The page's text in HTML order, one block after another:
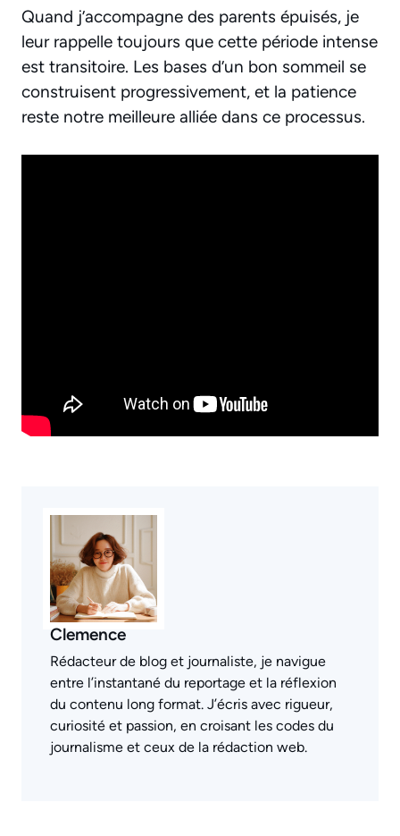
Quand j’accompagne des parents épuisés, je
leur rappelle toujours que cette période intense
est transitoire. Les bases d’un bon sommeil se
construisent progressivement, et la patience
reste notre meilleure alliée dans ce processus.
Clemence
Rédacteur de blog et journaliste, je navigue
entre l’instantané du reportage et la réflexion
du contenu long format. J’écris avec rigueur,
curiosité et passion, en croisant les codes du
journalisme et ceux de la rédaction web.